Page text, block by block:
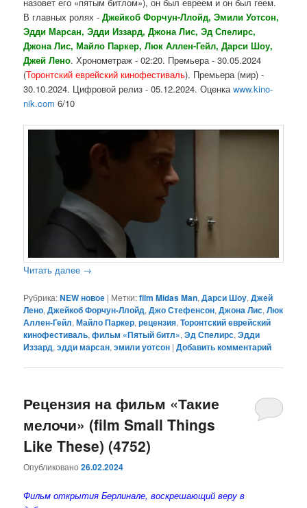
В главных ролях -Джейкоб Форчун-Ллойд, Эмили Уотсон,
Эдди Марсан, Эдди Иззард, Джона Лис, Эд Спелирс,
Джона Лис, Майло Паркер, Люк Аллен-Гейл, Дарси Шоу,
Джей Лено. Хронометраж - 02:20. Премьера - 30.05.2024
(Торонтский еврейский кинофестиваль). Премьера (мир) -
30.10.2024. Цифровой релиз - 05.12.2024. Оценкаwww.kino-
nik.com 6/10
Читать далее →
Рубрика:NEW новое | Метки:film Midas Man,Дарси Шоу,Джей
Лено,Джейкоб Форчун-Ллойд,Джо Стефенсон,Джона Лис,Люк
Аллен-Гейл,Майло Паркер,рецензия,Торонтский еврейский
кинофестиваль,фильм «Пятый битл»,Эд Спелирс,Эдди
Иззард,эдди марсан,эмили уотсон |Добавить комментарий
Рецензия на фильм «Такие
мелочи» (film Small Things
Like These) (4752)
Опубликовано26.02.2024
Фильм открытия Берлинале, воскрешающий веру в